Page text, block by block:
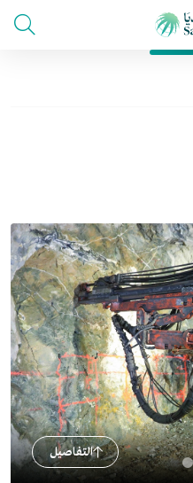
التفاصيل